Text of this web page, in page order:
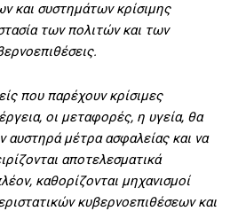
και συστημάτων κρίσιμης
των πολιτών και των
που παρέχουν κρίσιμες
οι μεταφορές, η υγεία, θα
αυστηρά μέτρα ασφαλείας και να
αποτελεσματικά
καθορίζονται μηχανισμοί
κυβερνοεπιθέσεων και